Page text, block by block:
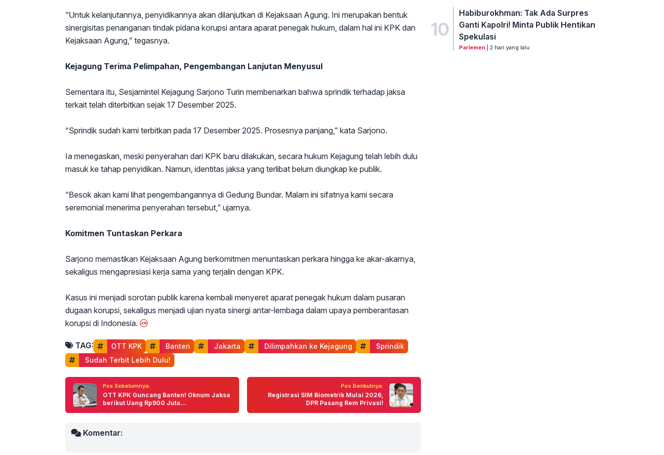
“Untuk kelanjutannya, penyidikannya akan dilanjutkan di Kejaksaan Agung. Ini merupakan bentuk
sinergisitas penanganan tindak pidana korupsi antara aparat penegak hukum, dalam hal ini KPK dan
Kejaksaan Agung,” tegasnya.
Kejagung Terima Pelimpahan, Pengembangan Lanjutan Menyusul
Sementara itu, Sesjamintel Kejagung Sarjono Turin membenarkan bahwa sprindik terhadap jaksa
terkait telah diterbitkan sejak 17 Desember 2025.
“Sprindik sudah kami terbitkan pada 17 Desember 2025. Prosesnya panjang,” kata Sarjono.
Ia menegaskan, meski penyerahan dari KPK baru dilakukan, secara hukum Kejagung telah lebih dulu
masuk ke tahap penyidikan. Namun, identitas jaksa yang terlibat belum diungkap ke publik.
“Besok akan kami lihat pengembangannya di Gedung Bundar. Malam ini sifatnya kami secara
seremonial menerima penyerahan tersebut,” ujarnya.
Komitmen Tuntaskan Perkara
Sarjono memastikan Kejaksaan Agung berkomitmen menuntaskan perkara hingga ke akar-akarnya,
sekaligus mengapresiasi kerja sama yang terjalin dengan KPK.
Kasus ini menjadi sorotan publik karena kembali menyeret aparat penegak hukum dalam pusaran
dugaan korupsi, sekaligus menjadi ujian nyata sinergi antar-lembaga dalam upaya pemberantasan
korupsi di Indonesia.
TAG: OTT KPK Banten Jakarta Dilimpahkan ke Kejagung
Sprindik
Sudah Terbit Lebih Dulu!
Pos Sebelumnya:
OTT KPK Guncang Banten! Oknum Jaksa
berikut Uang Rp900 Juta...
Pos Berikutnya:
Registrasi SIM Biometrik Mulai 2026,
DPR Pasang Rem Privasi!
Komentar:
10
Habiburokhman: Tak Ada Surpres
Ganti Kapolri! Minta Publik Hentikan
Spekulasi
Parlemen | 2 hari yang lalu